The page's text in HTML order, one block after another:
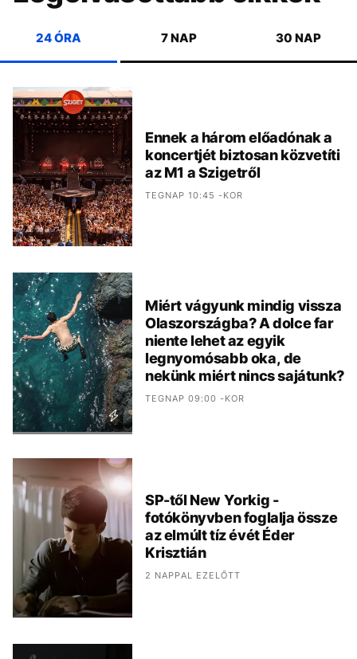
24 ÓRA 7 NAP 30 NAP
Ennek a három előadónak a
koncertjét biztosan közvetíti
az M1 a Szigetről
TEGNAP 10:45 -KOR
Miért vágyunk mindig vissza
Olaszországba? A dolce far
niente lehet az egyik
legnyomósabb oka, de
nekünk miért nincs sajátunk?
TEGNAP 09:00 -KOR
SP-től New Yorkig -
fotókönyvben foglalja össze
az elmúlt tíz évét Éder
Krisztián
2 NAPPAL EZELŐTT